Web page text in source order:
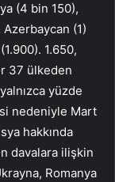
(4 bin 150),
(1)
1.650,
37 ülkeden
yüzde
nedeniyle Mart
hakkında
davalara ilişkin
Romanya